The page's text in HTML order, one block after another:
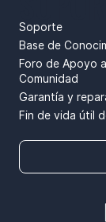
Soporte
Base de
Foro de Apoyo
Comunidad
Garantía y
Fin de vida útil